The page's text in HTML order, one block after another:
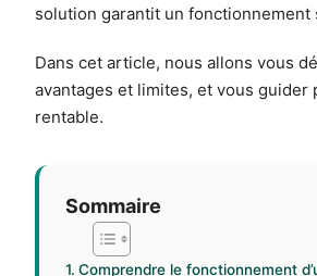
solution garantit un fonctionnement
Dans cet article, nous allons vous
avantages et limites, et vous
rentable.
Sommaire
Comprendre le fonctionnement